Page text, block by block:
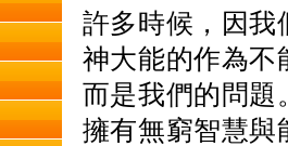
許多時候，因我
神大能的作為不
而是我們的問題
擁有無窮智慧與